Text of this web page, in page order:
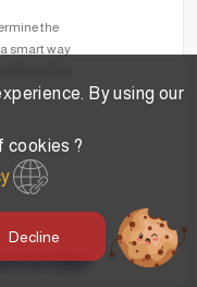
the
smart way
By using our
cookies ?
Decline